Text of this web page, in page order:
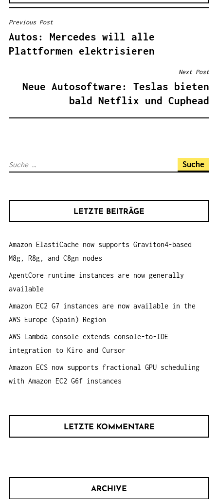
B
E
I
V
T
N
Previous Post
Autos: Mercedes will alle
Plattformen elektrisieren
Next Post
Neue Autosoftware: Teslas bieten
bald Netflix und Cuphead
S
a
c
h
:
LETZTE BEITRÄGE
Amazon ElastiCache now supports Graviton4-based
M8g, R8g, and C8gn nodes
AgentCore runtime instances are now generally
available
Amazon EC2 G7 instances are now available in the
AWS Europe (Spain) Region
AWS Lambda console extends console-to-IDE
integration to Kiro and Cursor
Amazon ECS now supports fractional GPU scheduling
with Amazon EC2 G6f instances
LETZTE KOMMENTARE
ARCHIVE